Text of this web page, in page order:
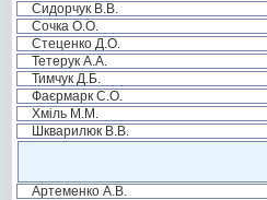
Сидорчук В.В.
Сочка О.О.
Стеценко Д.О.
Тетерук А.А.
Тимчук Д.Б.
Фаєрмарк С.О.
Хміль М.М.
Шкварилюк В.В.
Артеменко А.В.